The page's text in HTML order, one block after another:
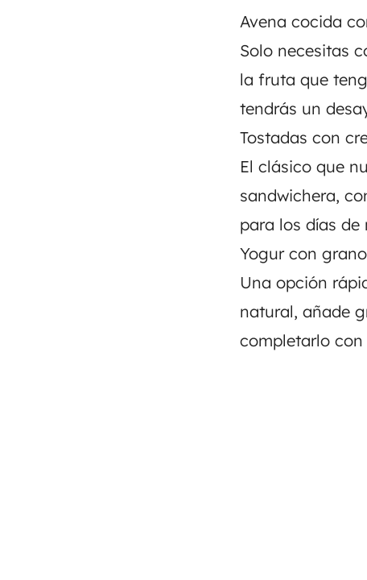
Avena cocida
Solo necesitas
la fruta que
tendrás un
Tostadas con
El clásico que
sandwichera,
para los días de
Yogur con
Una opción
natural, añade
completarlo